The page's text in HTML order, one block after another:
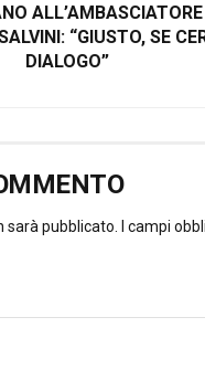
ALL’AMBASCIATORE
“GIUSTO, SE
DIALOGO”
sarà pubblicato.
I campi